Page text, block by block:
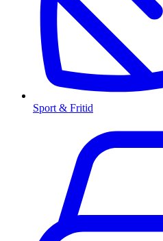
Sport & Fritid